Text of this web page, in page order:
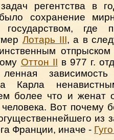
регентства в
сохранение
государством, где
Лотарь III, а в
Оттон II в 977 г.
зависимость
Карла
более что и женат
человека. Вот почему
из
Франции, иначе -